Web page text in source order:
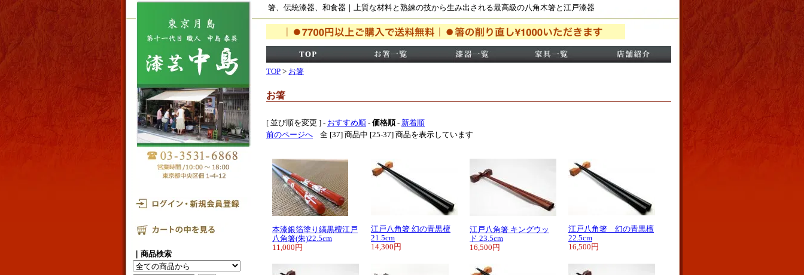
箸、伝統漆器、和食器｜上質な材料と熟練の技から生み出される最高級の八角木箸と江戸漆器
TOP > お箸
お箸
[ 並び順を変更 ] - おすすめ順 - 価格順- 新着順
前のページへ 全 [37] 商品中 [25-37] 商品を表示しています
本漆銀箔塗り縞黒檀江戸
八角箸(朱)22.5cm
11,000円
江戸八角箸 幻の青黒檀
21.5cm
14,300円
江戸八角箸 キングウッ
ド 23.5cm
16,500円
江戸八角箸 幻の青黒檀
22.5cm
16,500円
｜商品検索